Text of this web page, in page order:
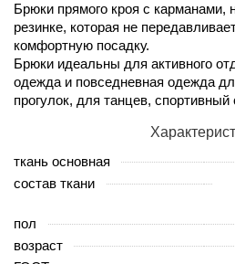
Брюки прямого кроя с карманами,
резинке, которая не
комфортную посадку.
Брюки идеальны для активного
одежда и повседневная одежда
прогулок, для танцев, спортивный
ткань основная
состав ткани
пол
возраст